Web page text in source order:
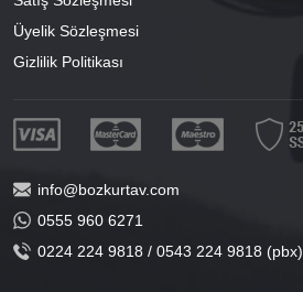
Üyelik Sözleşmesi
Gizlilik Politikası
info@bozkurtav.com
0555 960 6271
0224 224 9818 / 0543 224 9818 (pbx)